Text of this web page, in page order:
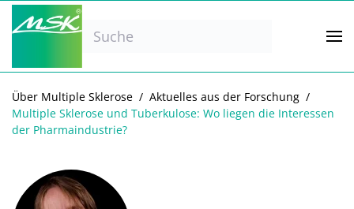
Zum Hauptinhalt springen
Über Multiple Sklerose
Aktuelles aus der Forschung
Multiple Sklerose und Tuberkulose: Wo liegen die Interessen
der Pharmaindustrie?